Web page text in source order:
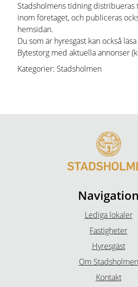
Stadsholmens tidning distribueras
inom företaget, och publiceras
hemsidan.
Du som är hyresgäst kan också
Bytestorg med aktuella annonser
Kategorier: Stadsholmen
Navigation
Lediga lokaler
Fastigheter
Hyresgäst
Om Stadsholmen
Kontakt